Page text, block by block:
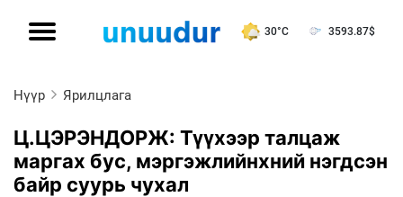
30°C 3593.87$
Нүүр Ярилцлага
Ц.ЦЭРЭНДОРЖ: Түүхээр талцаж
маргах бус, мэргэжлийнхний нэгдсэн
байр суурь чухал